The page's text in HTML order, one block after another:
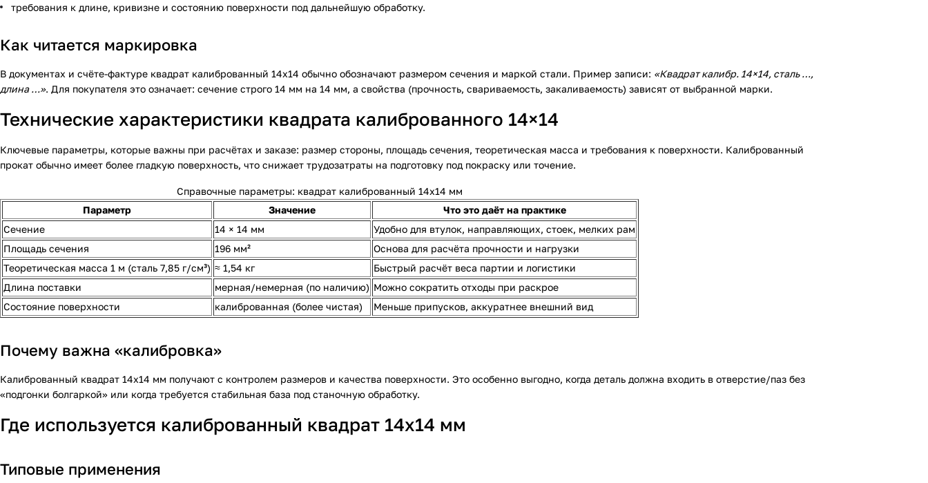
требования к длине, кривизне и состоянию поверхности под дальнейшую обработку.
Как читается маркировка
В документах и счёте-фактуре квадрат калиброванный 14х14 обычно обозначают размером сечения и маркой стали. Пример записи: «Квадрат калибр. 14×14, сталь …,
длина …». Для покупателя это означает: сечение строго 14 мм на 14 мм, а свойства (прочность, свариваемость, закаливаемость) зависят от выбранной марки.
Технические характеристики квадрата калиброванного 14×14
Ключевые параметры, которые важны при расчётах и заказе: размер стороны, площадь сечения, теоретическая масса и требования к поверхности. Калиброванный
прокат обычно имеет более гладкую поверхность, что снижает трудозатраты на подготовку под покраску или точение.
Справочные параметры: квадрат калиброванный 14х14 мм
Параметр
Значение
Что это даёт на практике
Сечение
14 × 14 мм
Удобно для втулок, направляющих, стоек, мелких рам
Площадь сечения
196 мм²
Основа для расчёта прочности и нагрузки
Теоретическая масса 1 м (сталь 7,85 г/см³) ≈ 1,54 кг
Быстрый расчёт веса партии и логистики
Длина поставки
мерная/немерная (по наличию) Можно сократить отходы при раскрое
Состояние поверхности
калиброванная (более чистая) Меньше припусков, аккуратнее внешний вид
Почему важна «калибровка»
Калиброванный квадрат 14х14 мм получают с контролем размеров и качества поверхности. Это особенно выгодно, когда деталь должна входить в отверстие/паз без
«подгонки болгаркой» или когда требуется стабильная база под станочную обработку.
Где используется калиброванный квадрат 14х14 мм
Типовые применения